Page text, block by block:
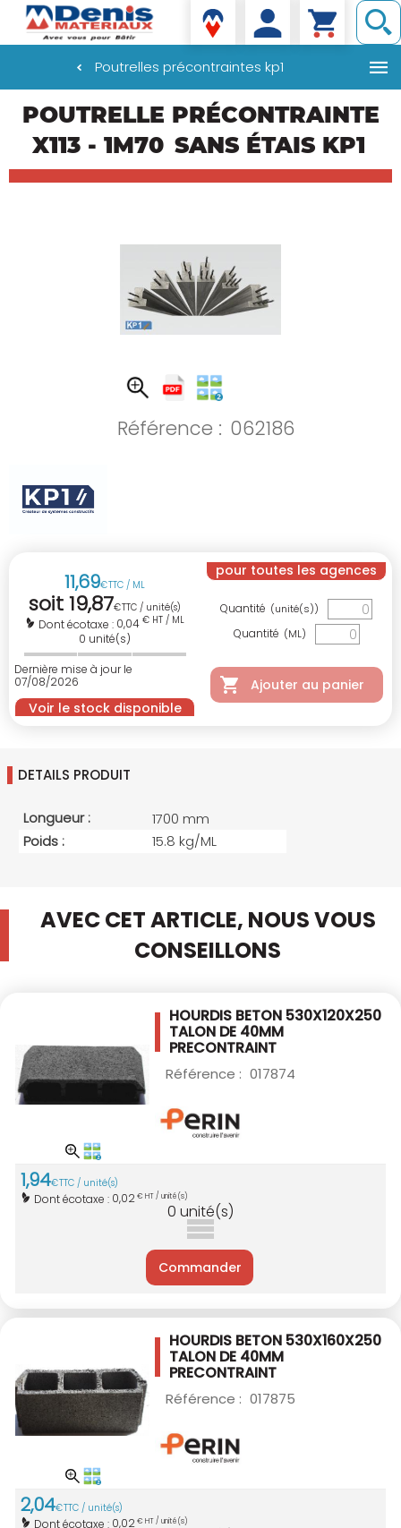
principal
Denis matériaux
Poutrelles précontraintes kp1
POUTRELLE PRÉCONTRAINTE
X113 - 1M70 SANS ÉTAIS KP1
Référence : 062186
11,69€TTC / ML
soit19,87€TTC / unité(s)
Dont écotaxe : 0,04 € HT / ML
0 unité(s)
Dernière mise à jour le
07/08/2026
Voir le stock disponible
pour toutes les agences
Quantité (unité(s))
Quantité (ML)
Ajouter au panier
DETAILS PRODUIT
Longueur :
1700 mm
Poids :
15.8 kg/ML
AVEC CET ARTICLE, NOUS VOUS
CONSEILLONS
HOURDIS BETON 530X120X250
TALON DE 40MM
PRECONTRAINT
Référence : 017874
1,94€TTC / unité(s)
Dont écotaxe : 0,02€ HT / unité(s)
0 unité(s)
Commander
HOURDIS BETON 530X160X250
TALON DE 40MM
PRECONTRAINT
Référence : 017875
2,04€TTC / unité(s)
Dont écotaxe : 0,02€ HT / unité(s)